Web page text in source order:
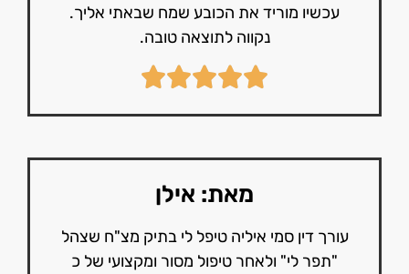
עכשיו מוריד את הכובע שמח שבאתי אליך.
נקווה לתוצאה טובה.
מאת: אילן
עורך דין סמי איליה טיפל לי בתיק מצ"ח שצהל
"תפר לי" ולאחר טיפול מסור ומקצועי של כ